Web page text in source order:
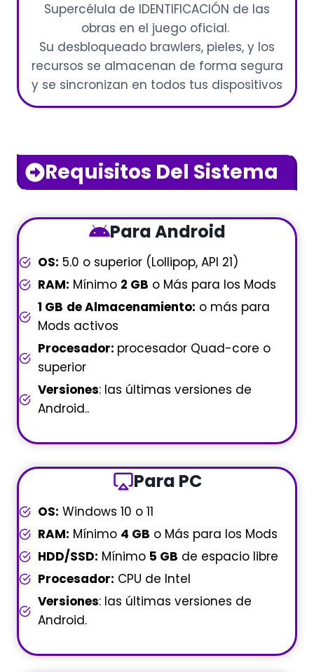
Supercélula de IDENTIFICACIÓN de las
obras en el juego oficial.
Su desbloqueado brawlers, pieles, y los
recursos se almacenan de forma segura
y se sincronizan en todos tus dispositivos
Requisitos Del Sistema
Para Android
OS: 5.0 o superior (Lollipop, API 21)
RAM: Mínimo 2 GB o Más para los Mods
1 GB de Almacenamiento: o más para
Mods activos
Procesador: procesador Quad-core o
superior
Versiones: las últimas versiones de
Android..
Para PC
OS: Windows 10 o 11
RAM: Mínimo 4 GB o Más para los Mods
HDD/SSD: Mínimo 5 GB de espacio libre
Procesador: CPU de Intel
Versiones: las últimas versiones de
Android.